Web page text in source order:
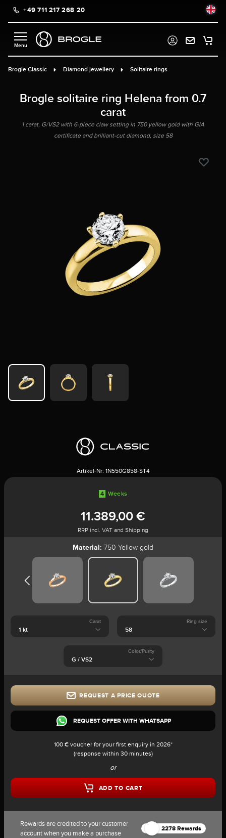
content+49 711 217 268 20
Brogle Classic Diamond jewellery Solitaire rings
Brogle solitaire ring Helena from 0.7
carat
1 carat, G/VS2 with 6-piece claw setting in 750 yellow gold with GIA
certificate and brilliant-cut diamond, size 58
Artikel-Nr: 1N550G858-ST4
4 Weeks
11.389,00 €
RRP incl. VAT and Shipping
Material: 750 Yellow gold
Carat Ring size
Color/Purity
REQUEST A PRICE QUOTE
REQUEST OFFER WITH WHATSAPP
100 € voucher for your first enquiry in 2026*
(response within 30 minutes)
or
ADD TO CART
Rewards are credited to your customer
account when you make a purchase
2278 Rewards